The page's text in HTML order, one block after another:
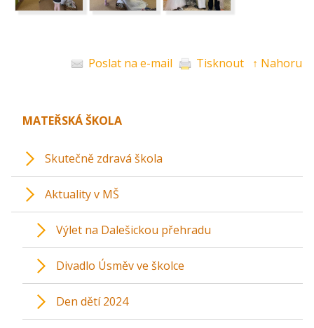
Poslat na e-mail Tisknout ↑ Nahoru
MATEŘSKÁ ŠKOLA
Skutečně zdravá škola
Aktuality v MŠ
Výlet na Dalešickou přehradu
Divadlo Úsměv ve školce
Den dětí 2024